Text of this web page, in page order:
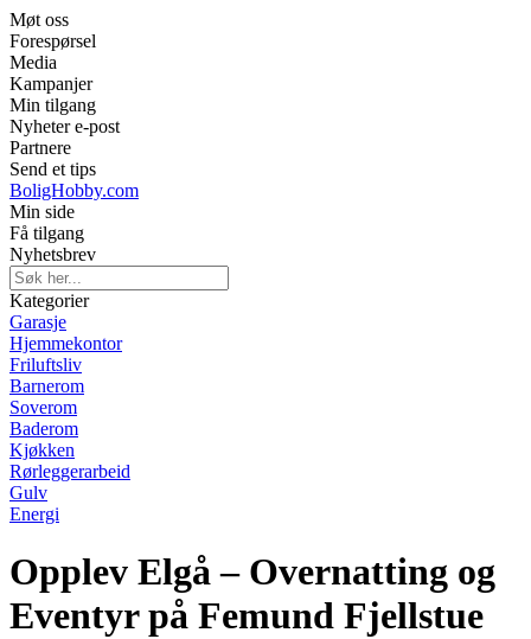
Møt oss
Forespørsel
Media
Kampanjer
Min tilgang
Nyheter e-post
Partnere
Send et tips
BoligHobby.com
Min side
Få tilgang
Nyhetsbrev
Kategorier
Garasje
Hjemmekontor
Friluftsliv
Barnerom
Soverom
Baderom
Kjøkken
Rørleggerarbeid
Gulv
Energi
Opplev Elgå – Overnatting og
Eventyr på Femund Fjellstue